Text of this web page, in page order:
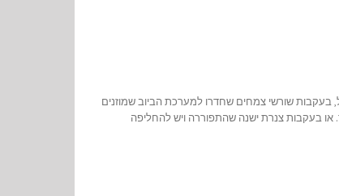
שורשי צמחים שחדרו למערכת הביוב שמוזנים
או בעקבות צנרת ישנה שהתפוררה ויש להחליפה